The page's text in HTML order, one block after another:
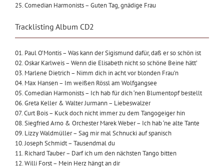
25. Comedian Harmonists – Guten Tag, gnädige Frau
Tracklisting Album CD2
01. Paul O’Montis – Was kann der Sigismund dafür, daß er so schön ist
02. Oskar Karlweis – Wenn die Elisabeth nicht so schöne Beine hätt’
03. Marlene Dietrich – Nimm dich in acht vor blonden Frau’n
04. Max Hansen – Im weißen Rössl am Wolfgangsee
05. Comedian Harmonists – Ich hab für dich ‘nen Blumentopf bestellt
06. Greta Keller & Walter Jurmann – Liebeswalzer
07. Curt Bois – Kuck doch nicht immer zu dem Tangogeiger hin
08. Siegfried Arno & Orchester Marek Weber – Ich hab ‘ne alte Tante
09. Lizzy Waldmüller – Sag mir mal Schnucki auf spanisch
10. Joseph Schmidt – Tausendmal du
11. Richard Tauber – Darf ich um den nächsten Tango bitten
12. Willi Forst – Mein Herz hängt an dir